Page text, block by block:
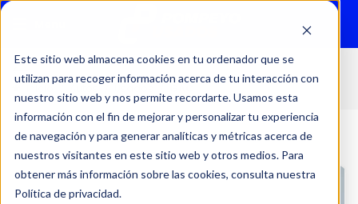
Este sitio web almacena cookies en tu ordenador que se
utilizan para recoger información acerca de tu interacción con
nuestro sitio web y nos permite recordarte. Usamos esta
información con el fin de mejorar y personalizar tu experiencia
de navegación y para generar analíticas y métricas acerca de
nuestros visitantes en este sitio web y otros medios. Para
obtener más información sobre las cookies, consulta nuestra
Política de privacidad.
Inicio Autos